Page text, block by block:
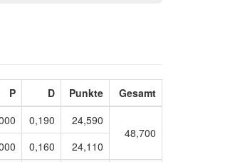
P D Punkte Gesamt
0,190
24,590
48,700
0,160 24,110